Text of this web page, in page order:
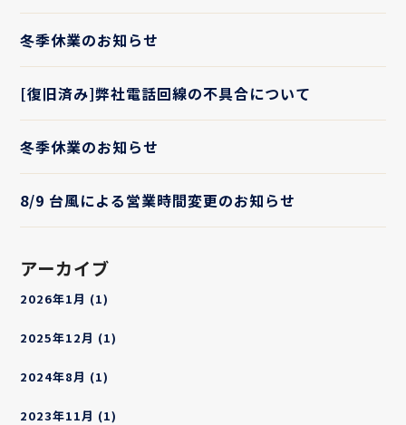
冬季休業のお知らせ
[復旧済み]弊社電話回線の不具合について
冬季休業のお知らせ
8/9 台風による営業時間変更のお知らせ
アーカイブ
2026年1月 (1)
2025年12月 (1)
2024年8月 (1)
2023年11月 (1)